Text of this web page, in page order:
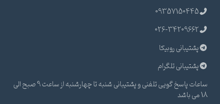
09357150445
026-34209662
پشتیبانی روبیکا
پشتیبانی تلگرام
ساعات پاسخ گویی تلفنی و پشتیبانی شنبه تا چهارشنبه از ساعت 9 صبح الی
18 می باشد